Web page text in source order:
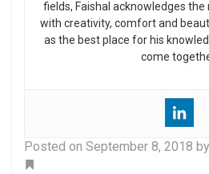
fields, Faishal acknowledges
with creativity, comfort and
as the best place for his
come
Posted on September 8, 2018